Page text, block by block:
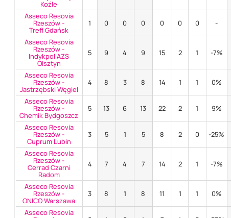
Koźle
Asseco Resovia
Rzeszów -
Trefl Gdańsk
1 0 0 0 0 0 0 -
Asseco Resovia
Rzeszów -
Indykpol AZS
Olsztyn
5 9 4 9 15 2 1 -7%
Asseco Resovia
Rzeszów -
Jastrzębski Węgiel
4 8 3 8 14 1 1 0%
Asseco Resovia
Rzeszów -
Chemik Bydgoszcz
5 13 6 13 22 2 1 9%
Asseco Resovia
Rzeszów -
Cuprum Lubin
3 5 1 5 8 2 0 -25%
Asseco Resovia
Rzeszów -
Cerrad Czarni
Radom
4 7 4 7 14 2 1 -7%
Asseco Resovia
Rzeszów -
ONICO Warszawa
3 8 1 8 11 1 1 0%
Asseco Resovia